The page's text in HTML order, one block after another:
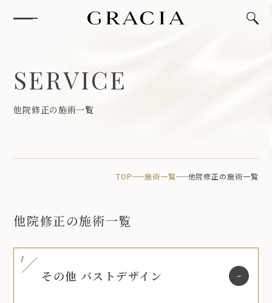
SERVICE
他院修正の施術一覧
TOP 施術一覧 他院修正の施術一覧
他院修正の施術一覧
その他 バストデザイン